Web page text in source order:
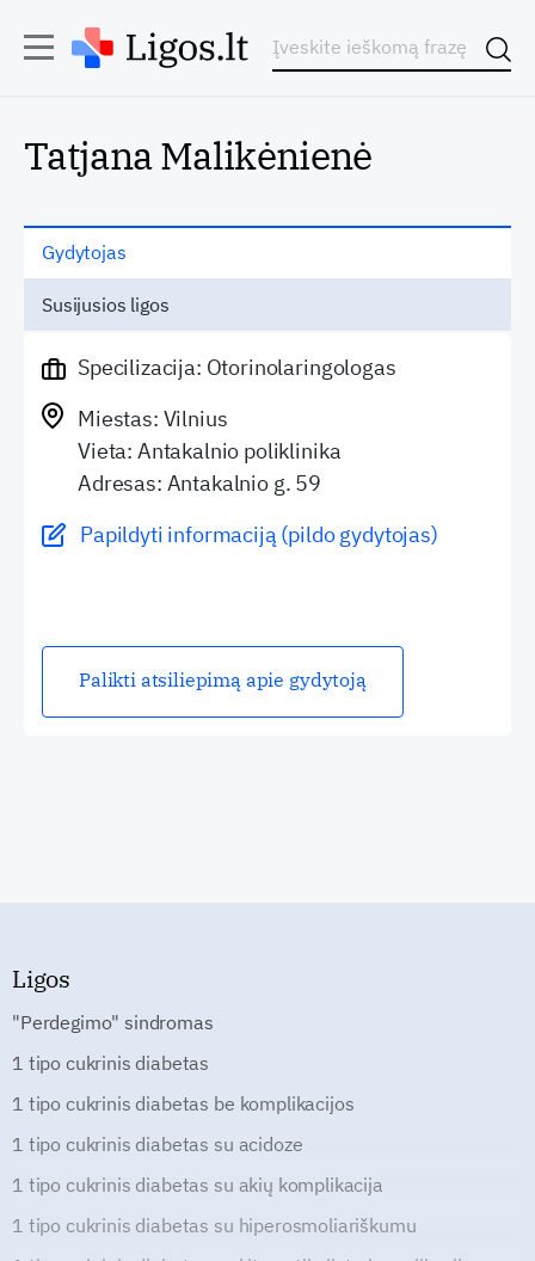
Tatjana Malikėnienė
Gydytojas
Susijusios ligos
Specilizacija: Otorinolaringologas
Miestas: Vilnius
Vieta: Antakalnio poliklinika
Adresas: Antakalnio g. 59
Papildyti informaciją (pildo gydytojas)
Palikti atsiliepimą apie gydytoją
Ligos
"Perdegimo" sindromas
1 tipo cukrinis diabetas
1 tipo cukrinis diabetas be komplikacijos
1 tipo cukrinis diabetas su acidoze
1 tipo cukrinis diabetas su akių komplikacija
1 tipo cukrinis diabetas su hiperosmoliariškumu